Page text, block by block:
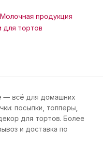
Молочная продукция
для тортов
— всё для домашних
посыпки, топперы,
для тортов. Более
и доставка по